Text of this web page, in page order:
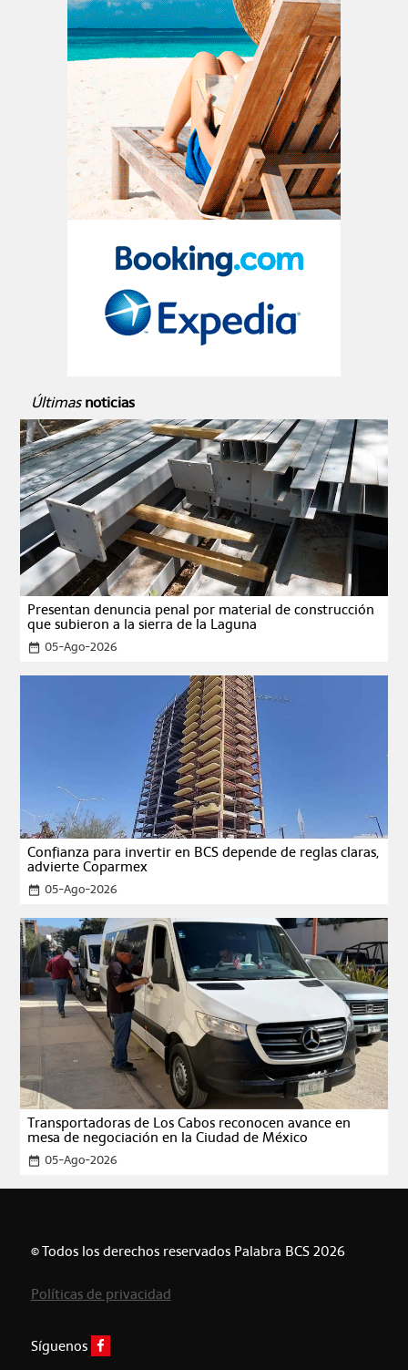
Últimas noticias
Presentan denuncia penal por material de construcción
que subieron a la sierra de la Laguna
date_range 05-Ago-2026
Confianza para invertir en BCS depende de reglas claras,
advierte Coparmex
date_range 05-Ago-2026
Transportadoras de Los Cabos reconocen avance en
mesa de negociación en la Ciudad de México
date_range 05-Ago-2026
© Todos los derechos reservados Palabra BCS 2026
Políticas de privacidad
Síguenos